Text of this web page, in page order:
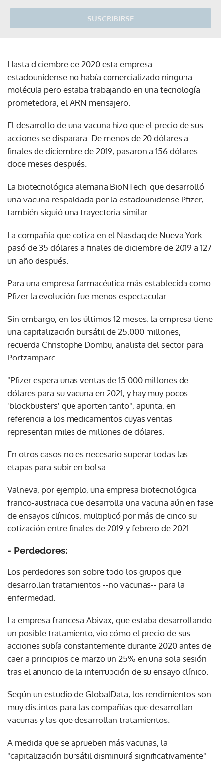
SUSCRIBIRSE
Hasta diciembre de 2020 esta empresa
estadounidense no había comercializado ninguna
molécula pero estaba trabajando en una tecnología
prometedora, el ARN mensajero.
El desarrollo de una vacuna hizo que el precio de sus
acciones se disparara. De menos de 20 dólares a
finales de diciembre de 2019, pasaron a 156 dólares
doce meses después.
La biotecnológica alemana BioNTech, que desarrolló
una vacuna respaldada por la estadounidense Pfizer,
también siguió una trayectoria similar.
La compañía que cotiza en el Nasdaq de Nueva York
pasó de 35 dólares a finales de diciembre de 2019 a 127
un año después.
Para una empresa farmacéutica más establecida como
Pfizer la evolución fue menos espectacular.
Sin embargo, en los últimos 12 meses, la empresa tiene
una capitalización bursátil de 25.000 millones,
recuerda Christophe Dombu, analista del sector para
Portzamparc.
"Pfizer espera unas ventas de 15.000 millones de
dólares para su vacuna en 2021, y hay muy pocos
'blockbusters' que aporten tanto", apunta, en
referencia a los medicamentos cuyas ventas
representan miles de millones de dólares.
En otros casos no es necesario superar todas las
etapas para subir en bolsa.
Valneva, por ejemplo, una empresa biotecnológica
franco-austriaca que desarrolla una vacuna aún en fase
de ensayos clínicos, multiplicó por más de cinco su
cotización entre finales de 2019 y febrero de 2021.
- Perdedores:
Los perdedores son sobre todo los grupos que
desarrollan tratamientos --no vacunas-- para la
enfermedad.
La empresa francesa Abivax, que estaba desarrollando
un posible tratamiento, vio cómo el precio de sus
acciones subía constantemente durante 2020 antes de
caer a principios de marzo un 25% en una sola sesión
tras el anuncio de la interrupción de su ensayo clínico.
Según un estudio de GlobalData, los rendimientos son
muy distintos para las compañías que desarrollan
vacunas y las que desarrollan tratamientos.
A medida que se aprueben más vacunas, la
"capitalización bursátil disminuirá significativamente"